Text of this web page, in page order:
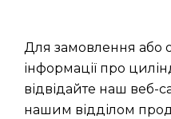
Для замовлення або
інформації про
відвідайте наш веб-
нашим відділом